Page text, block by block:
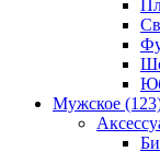
Мужское